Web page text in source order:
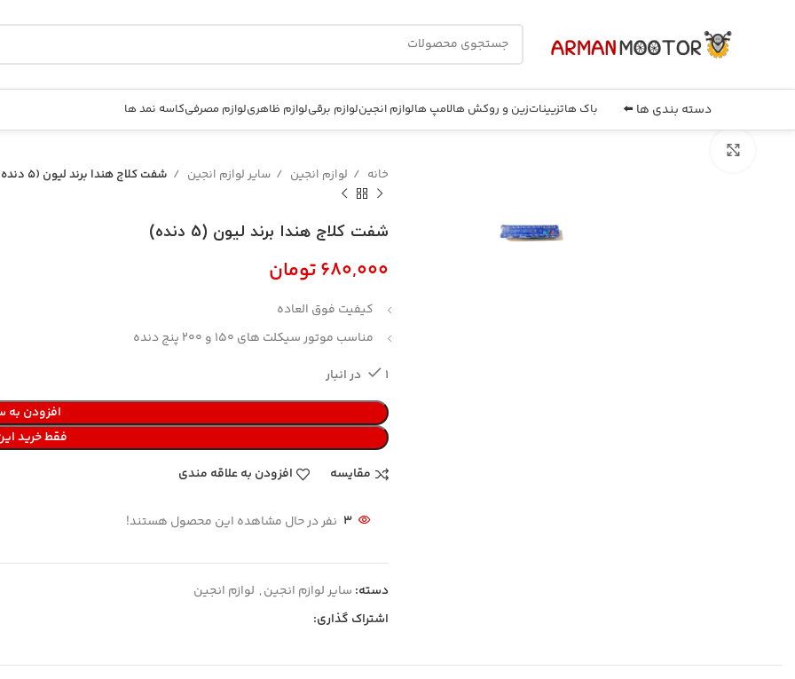
دسته بندی ها ⬅️ باک هاتزییناتزین و روکش هالامپ هالوازم انجینلوازم برقیلوازم ظاهریلوازم مصرفیکاسه نمد ها
خانه
لوازم انجین سایر لوازم انجین شفت کلاج هندا برند لیون (5 دنده)
شفت کلاج هندا برند لیون (5 دنده)
تومان
کیفیت فوق العاده
مناسب موتور سیکلت های 150 و 200 پنج دنده
1 در انبار
افزودن به
فقط خرید
مقایسه
افزودن به علاقه مندی
3 نفر در حال مشاهده این محصول هستند!
دسته: سایر لوازم انجین, لوازم انجین
اشتراک گذاری: